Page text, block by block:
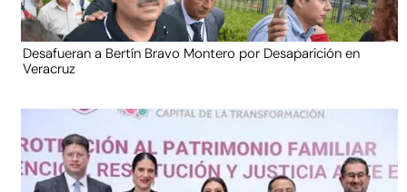
Desafueran a Bertín Bravo Montero por Desaparición en
Veracruz